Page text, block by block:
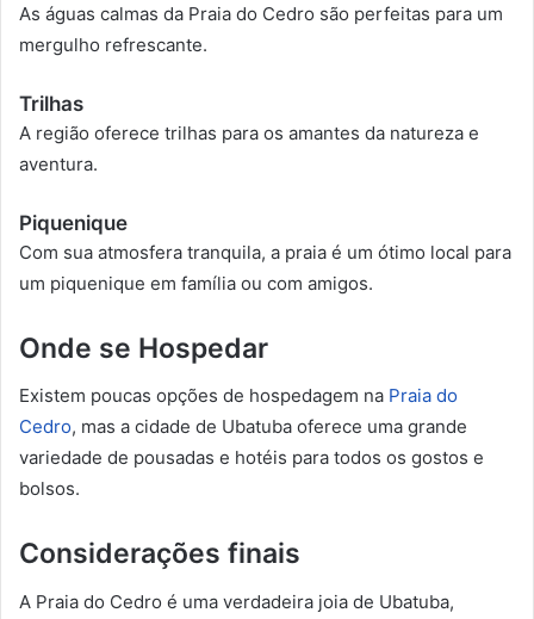
As águas calmas da Praia do Cedro são perfeitas para um
mergulho refrescante.
Trilhas
A região oferece trilhas para os amantes da natureza e
aventura.
Piquenique
Com sua atmosfera tranquila, a praia é um ótimo local para
um piquenique em família ou com amigos.
Onde se Hospedar
Existem poucas opções de hospedagem na Praia do
Cedro, mas a cidade de Ubatuba oferece uma grande
variedade de pousadas e hotéis para todos os gostos e
bolsos.
Considerações finais
A Praia do Cedro é uma verdadeira joia de Ubatuba,